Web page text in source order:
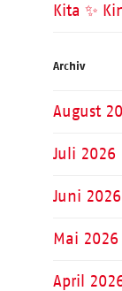
Kita ✨
Archiv
August
Juli 2026
Juni 2026
Mai 2026
April